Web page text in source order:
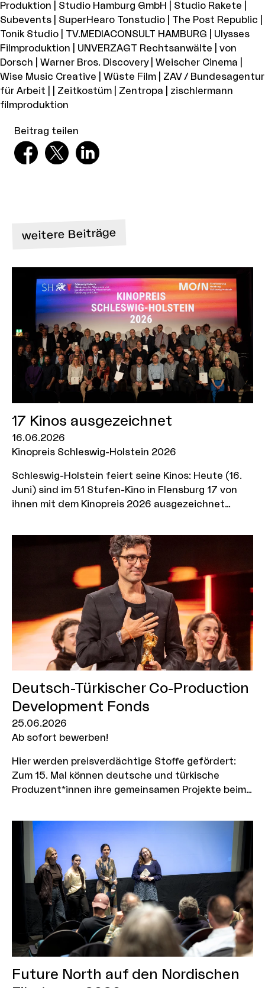
Produktion | Studio Hamburg GmbH | Studio Rakete |
Subevents | SuperHearo Tonstudio | The Post Republic |
Tonik Studio | TV.MEDIACONSULT HAMBURG | Ulysses
Filmproduktion | UNVERZAGT Rechtsanwälte | von
Dorsch | Warner Bros. Discovery | Weischer Cinema |
Wise Music Creative | Wüste Film | ZAV / Bundesagentur
für Arbeit | | Zeitkostüm | Zentropa | zischlermann
filmproduktion
Beitrag teilen
weitere Beiträge
17 Kinos ausgezeichnet
16.06.2026
Kinopreis Schleswig-Holstein 2026
Schleswig-Holstein feiert seine Kinos: Heute (16.
Juni) sind im 51 Stufen-Kino in Flensburg 17 von
ihnen mit dem Kinopreis 2026 ausgezeichnet
bisher 43.000 Euro auf 95.100 Euro angehoben.
Deutsch-Türkischer Co-Production
Development Fonds
25.06.2026
Ab sofort bewerben!
Hier werden preisverdächtige Stoffe gefördert:
Zum 15. Mal können deutsche und türkische
Produzent*innen ihre gemeinsamen Projekte beim
2026
Future North auf den Nordischen